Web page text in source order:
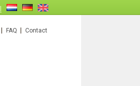
FAQ Contact